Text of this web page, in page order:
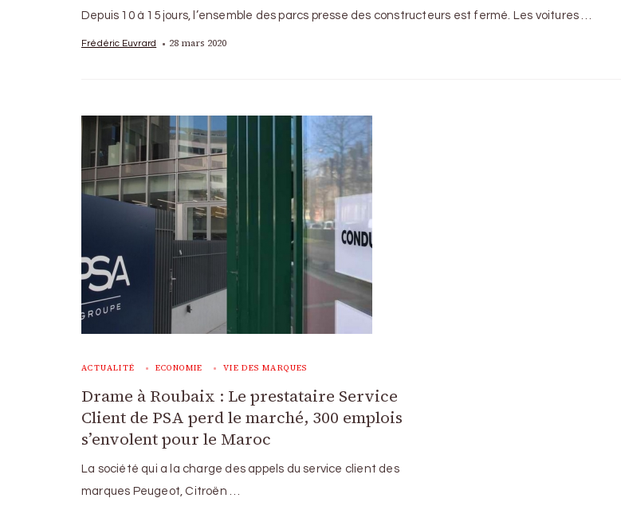
Depuis 10 à 15 jours, l’ensemble des parcs presse des constructeurs est fermé. Les voitures …
Frédéric Euvrard 28 mars 2020
ACTUALITÉ ECONOMIE VIE DES MARQUES
Drame à Roubaix : Le prestataire Service
Client de PSA perd le marché, 300 emplois
s’envolent pour le Maroc
La société qui a la charge des appels du service client des
marques Peugeot, Citroën …